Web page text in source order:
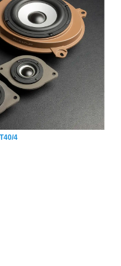
4